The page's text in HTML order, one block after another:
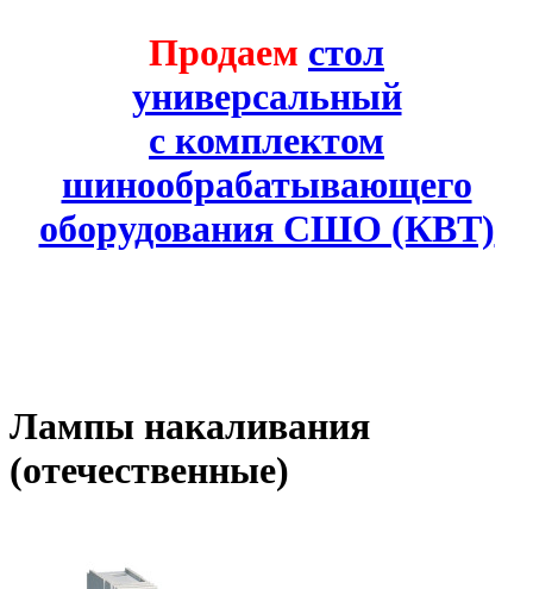
Продаем стол
универсальный
с комплектом
шинообрабатывающего
оборудования СШО (КВТ)
Лампы накаливания
(отечественные)